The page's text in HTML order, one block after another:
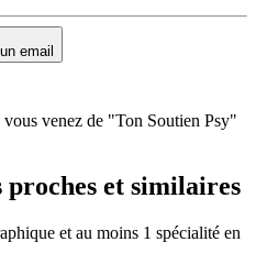
email
venez de "Ton Soutien Psy"
proches et similaires
et au moins 1 spécialité en